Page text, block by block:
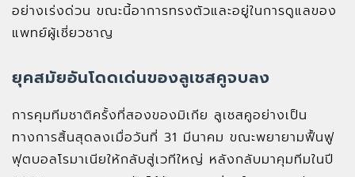
อย่างเร่งด่วน ขณะนี้อาการทรงตัวและอยู่ในการดูแลของ
แพทย์ผู้เชี่ยวชาญ
ยุคสมัยอันโดดเด่นของลูเชสคูจบลง
การคุมทีมชาติครั้งที่สองของมิเกีย ลูเชสคูอย่างเป็น
ทางการสิ้นสุดลงเมื่อวันที่ 31 มีนาคม ขณะพยายามฟื้นฟู
ฟุตบอลโรมาเนียให้กลับสู่เวทีใหญ่ หลังกลับมาคุมทีมในปี